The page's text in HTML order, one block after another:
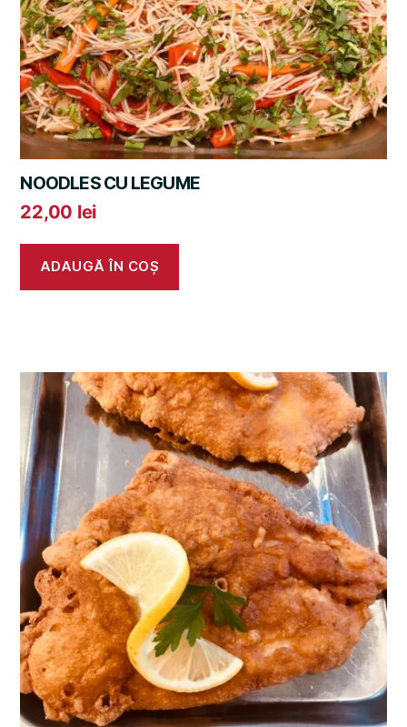
NOODLES CU LEGUME
22,00 lei
ADAUGĂ ÎN COȘ